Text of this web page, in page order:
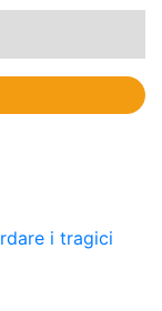
i tragici